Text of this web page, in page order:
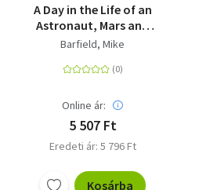
A Day in the Life of an
Astronaut, Mars and
the Distant Stars -
Seen it Before
Barfield, Mike
Online ár:
5 507 Ft
Eredeti ár: 5 796 Ft
Kosárba